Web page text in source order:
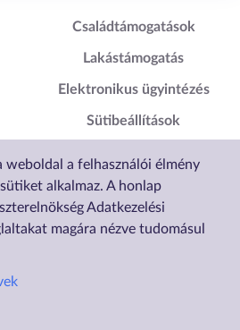
weboldal a felhasználói élmény
alkalmaz. A honlap
Adatkezelési
magára nézve tudomásul
Lábléc2
Családtámogatások
Lakástámogatás
Elektronikus ügyintézés
Sütibeállítások